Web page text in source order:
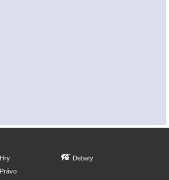
Hry
Právo
Debaty